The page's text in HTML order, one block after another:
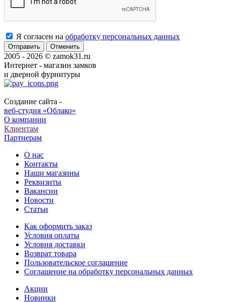
Я согласен на обработку персональных данных
Отменить
2005 - 2026 © zamok31.ru
Интернет - магазин замков
и дверной фурнитуры
Создание сайта -
веб-студия «Облако»
О компании
Клиентам
Партнерам
О нас
Контакты
Наши магазины
Реквизиты
Вакансии
Новости
Статьи
Как оформить заказ
Условия оплаты
Условия доставки
Возврат товара
Пользовательское соглашение
Соглашение на обработку персональных данных
Акции
Новинки